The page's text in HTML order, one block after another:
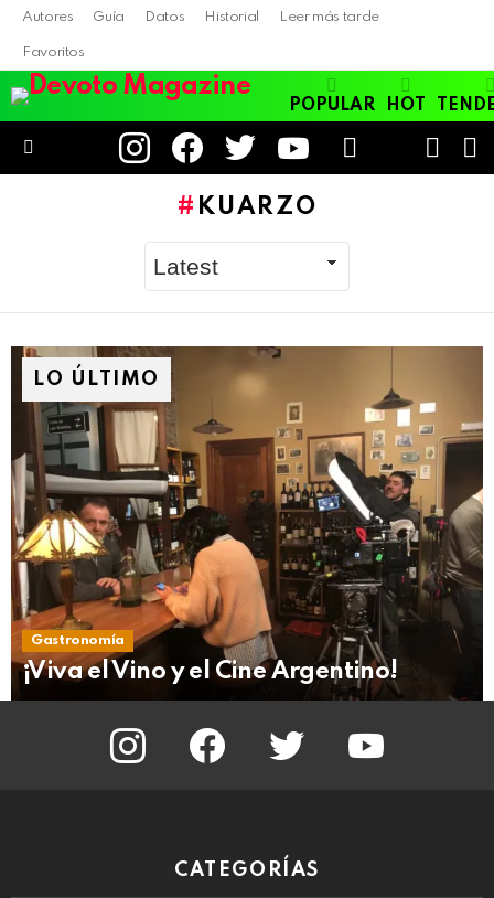
Autores Guía Datos Historial Leer más tarde
Favoritos
POPULAR HOT
instagramfacebooktwitter youtube
SKIN
KUARZO
LO ÚLTIMO
Gastronomía
¡Viva el Vino y el Cine Argentino!
instagram facebook twitter
CATEGORÍAS